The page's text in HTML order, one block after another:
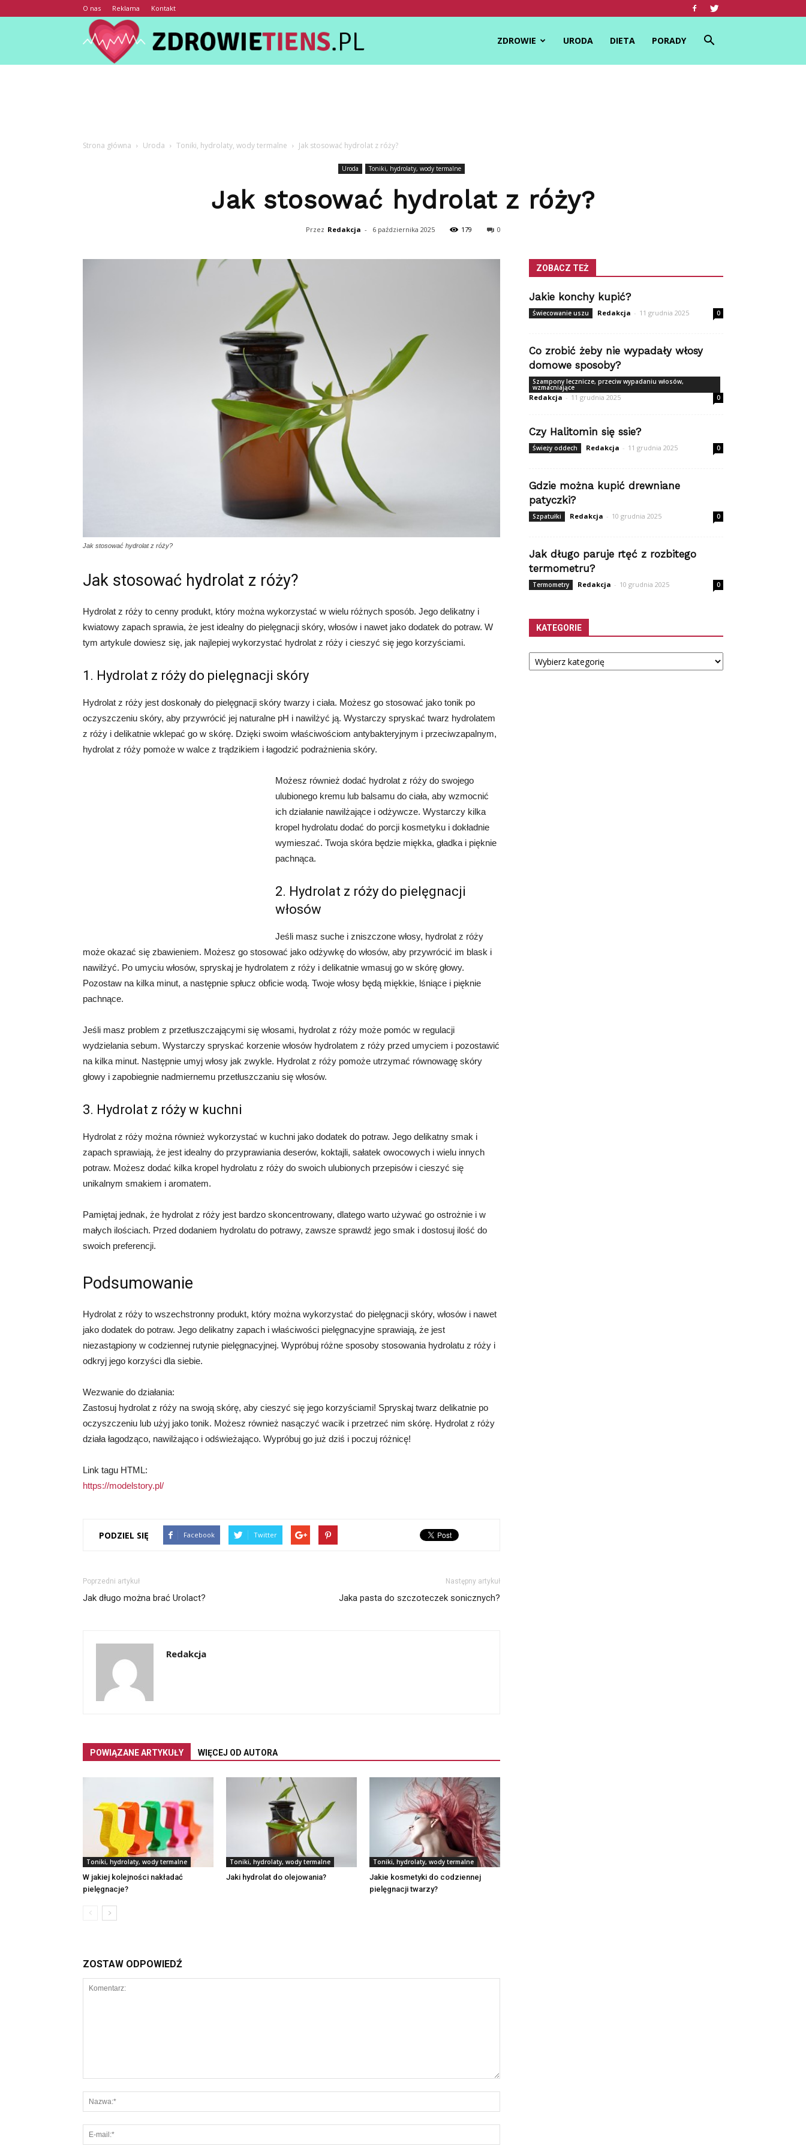
O nas Reklama Kontakt
ZDROWIE URODA DIETA PORADY
Strona główna Uroda Toniki, hydrolaty, wody termalne Jak stosować hydrolat z róży?
Uroda Toniki, hydrolaty, wody termalne
Jak stosować hydrolat z róży?
Przez Redakcja - 6 października 2025 179 0
Jak stosować hydrolat z róży?
Jak stosować hydrolat z róży?
Hydrolat z róży to cenny produkt, który można wykorzystać w wielu różnych sposób. Jego delikatny i
kwiatowy zapach sprawia, że jest idealny do pielęgnacji skóry, włosów i nawet jako dodatek do potraw. W
tym artykule dowiesz się, jak najlepiej wykorzystać hydrolat z róży i cieszyć się jego korzyściami.
1. Hydrolat z róży do pielęgnacji skóry
Hydrolat z róży jest doskonały do pielęgnacji skóry twarzy i ciała. Możesz go stosować jako tonik po
oczyszczeniu skóry, aby przywrócić jej naturalne pH i nawilżyć ją. Wystarczy spryskać twarz hydrolatem
z róży i delikatnie wklepać go w skórę. Dzięki swoim właściwościom antybakteryjnym i przeciwzapalnym,
hydrolat z róży pomoże w walce z trądzikiem i łagodzić podrażnienia skóry.
Możesz również dodać hydrolat z róży do swojego
ulubionego kremu lub balsamu do ciała, aby wzmocnić
ich działanie nawilżające i odżywcze. Wystarczy kilka
kropel hydrolatu dodać do porcji kosmetyku i dokładnie
wymieszać. Twoja skóra będzie miękka, gładka i pięknie
pachnąca.
2. Hydrolat z róży do pielęgnacji
włosów
Jeśli masz suche i zniszczone włosy, hydrolat z róży
może okazać się zbawieniem. Możesz go stosować jako odżywkę do włosów, aby przywrócić im blask i
nawilżyć. Po umyciu włosów, spryskaj je hydrolatem z róży i delikatnie wmasuj go w skórę głowy.
Pozostaw na kilka minut, a następnie spłucz obficie wodą. Twoje włosy będą miękkie, lśniące i pięknie
pachnące.
Jeśli masz problem z przetłuszczającymi się włosami, hydrolat z róży może pomóc w regulacji
wydzielania sebum. Wystarczy spryskać korzenie włosów hydrolatem z róży przed umyciem i pozostawić
na kilka minut. Następnie umyj włosy jak zwykle. Hydrolat z róży pomoże utrzymać równowagę skóry
głowy i zapobiegnie nadmiernemu przetłuszczaniu się włosów.
3. Hydrolat z róży w kuchni
Hydrolat z róży można również wykorzystać w kuchni jako dodatek do potraw. Jego delikatny smak i
zapach sprawiają, że jest idealny do przyprawiania deserów, koktajli, sałatek owocowych i wielu innych
potraw. Możesz dodać kilka kropel hydrolatu z róży do swoich ulubionych przepisów i cieszyć się
unikalnym smakiem i aromatem.
Pamiętaj jednak, że hydrolat z róży jest bardzo skoncentrowany, dlatego warto używać go ostrożnie i w
małych ilościach. Przed dodaniem hydrolatu do potrawy, zawsze sprawdź jego smak i dostosuj ilość do
swoich preferencji.
Podsumowanie
Hydrolat z róży to wszechstronny produkt, który można wykorzystać do pielęgnacji skóry, włosów i nawet
jako dodatek do potraw. Jego delikatny zapach i właściwości pielęgnacyjne sprawiają, że jest
niezastąpiony w codziennej rutynie pielęgnacyjnej. Wypróbuj różne sposoby stosowania hydrolatu z róży i
odkryj jego korzyści dla siebie.
Wezwanie do działania:
Zastosuj hydrolat z róży na swoją skórę, aby cieszyć się jego korzyściami! Spryskaj twarz delikatnie po
oczyszczeniu lub użyj jako tonik. Możesz również nasączyć wacik i przetrzeć nim skórę. Hydrolat z róży
działa łagodząco, nawilżająco i odświeżająco. Wypróbuj go już dziś i poczuj różnicę!
Link tagu HTML:
https://modelstory.pl/
PODZIEL SIĘ Facebook Twitter
Poprzedni artykuł
Jak długo można brać Urolact?
Następny artykuł
Jaka pasta do szczoteczek sonicznych?
Redakcja
POWIĄZANE ARTYKUŁY WIĘCEJ OD AUTORA
Toniki, hydrolaty, wody termalne
W jakiej kolejności nakładać
pielęgnacje?
Toniki, hydrolaty, wody termalne
Jaki hydrolat do olejowania?
Toniki, hydrolaty, wody termalne
Jakie kosmetyki do codziennej
pielęgnacji twarzy?
ZOSTAW ODPOWIEDŹ
ZOBACZ TEŻ
Jakie konchy kupić?
Świecowanie uszu Redakcja - 11 grudnia 2025 0
Co zrobić żeby nie wypadały włosy
domowe sposoby?
Szampony lecznicze, przeciw wypadaniu włosów,
wzmacniające
Redakcja - 11 grudnia 2025 0
Czy Halitomin się ssie?
Świeży oddech Redakcja - 11 grudnia 2025 0
Gdzie można kupić drewniane
patyczki?
Szpatułki Redakcja - 10 grudnia 2025 0
Jak długo paruje rtęć z rozbitego
termometru?
Termometry Redakcja - 10 grudnia 2025 0
KATEGORIE
Kategorie